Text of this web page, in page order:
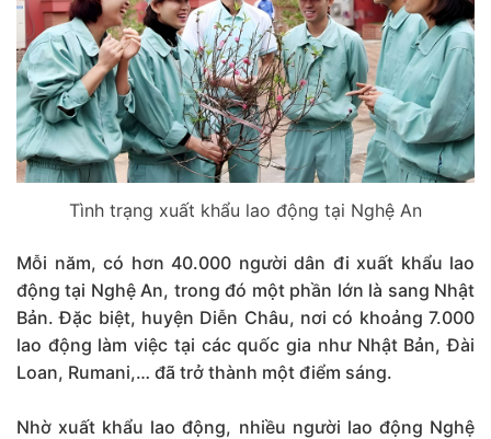
Tình trạng xuất khẩu lao động tại Nghệ An
Mỗi năm, có hơn 40.000 người dân đi xuất khẩu lao
động tại Nghệ An, trong đó một phần lớn là sang Nhật
Bản. Đặc biệt, huyện Diễn Châu, nơi có khoảng 7.000
lao động làm việc tại các quốc gia như Nhật Bản, Đài
Loan, Rumani,… đã trở thành một điểm sáng.
Nhờ xuất khẩu lao động, nhiều người lao động Nghệ